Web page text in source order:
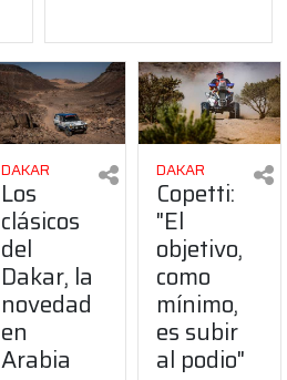
DAKAR
Los
clásicos
del
Dakar, la
novedad
en
Arabia
DAKAR
Copetti:
"El
objetivo,
como
mínimo,
es subir
al podio"